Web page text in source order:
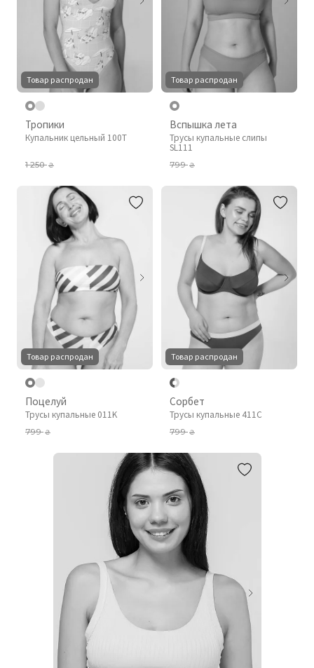
Товар распродан
Тропики
Купальник цельный 100T
1 250₴
Товар распродан
Вспышка лета
Трусы купальные слипы
SL111
799₴
Товар распродан
Поцелуй
Трусы купальные 011K
799₴
Товар распродан
Сорбет
Трусы купальные 411C
799₴